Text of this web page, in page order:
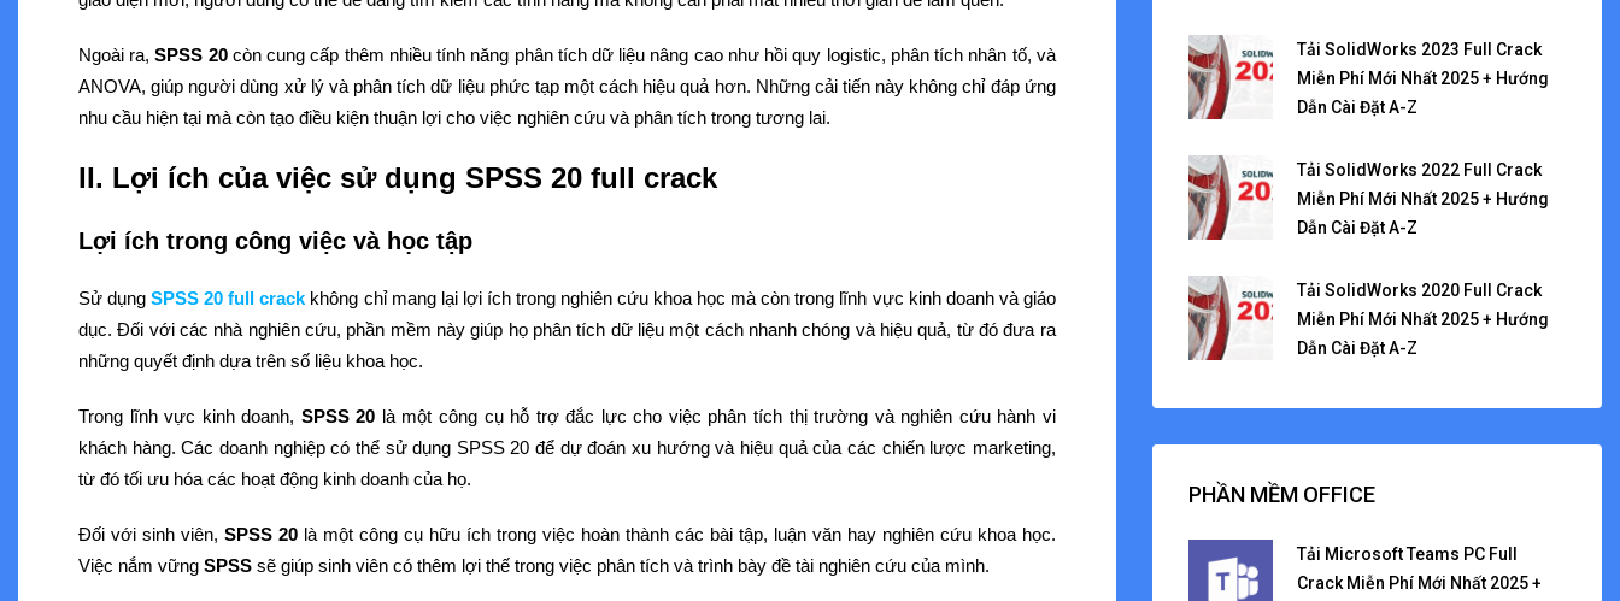
Ngoài ra,SPSS 20còn cung cấp thêm nhiều tính năng phân tích dữ liệu nâng cao như hồi quy logistic, phân tích nhân tố, và
ANOVA, giúp người dùng xử lý và phân tích dữ liệu phức tạp một cách hiệu quả hơn. Những cải tiến này không chỉ đáp ứng
nhu cầu hiện tại mà còn tạo điều kiện thuận lợi cho việc nghiên cứu và phân tích trong tương lai.
II. Lợi ích của việc sử dụng SPSS 20 full crack
Lợi ích trong công việc và học tập
Sử dụngSPSS 20 full crack không chỉ mang lại lợi ích trong nghiên cứu khoa học mà còn trong lĩnh vực kinh doanh và giáo
dục. Đối với các nhà nghiên cứu, phần mềm này giúp họ phân tích dữ liệu một cách nhanh chóng và hiệu quả, từ đó đưa ra
những quyết định dựa trên số liệu khoa học.
Trong lĩnh vực kinh doanh, SPSS 20 là một công cụ hỗ trợ đắc lực cho việc phân tích thị trường và nghiên cứu hành vi
khách hàng. Các doanh nghiệp có thể sử dụng SPSS 20 để dự đoán xu hướng và hiệu quả của các chiến lược marketing,
từ đó tối ưu hóa các hoạt động kinh doanh của họ.
Đối với sinh viên, SPSS 20là một công cụ hữu ích trong việc hoàn thành các bài tập, luận văn hay nghiên cứu khoa học.
Việc nắm vững SPSS sẽ giúp sinh viên có thêm lợi thế trong việc phân tích và trình bày đề tài nghiên cứu của mình.
Tải SolidWorks 2023 Full Crack
Miễn Phí Mới Nhất 2025 + Hướng
Dẫn Cài Đặt A-Z
Tải SolidWorks 2022 Full Crack
Miễn Phí Mới Nhất 2025 + Hướng
Dẫn Cài Đặt A-Z
Tải SolidWorks 2020 Full Crack
Miễn Phí Mới Nhất 2025 + Hướng
Dẫn Cài Đặt A-Z
PHẦN MỀM OFFICE
Tải Microsoft Teams PC Full
Crack Miễn Phí Mới Nhất 2025 +